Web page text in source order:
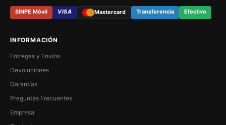
SINPE Móvil VISA Mastercard Transferencia Efectivo
INFORMACIÓN
Entregas y Envíos
Devoluciones
Garantías
Preguntas Frecuentes
Empresa